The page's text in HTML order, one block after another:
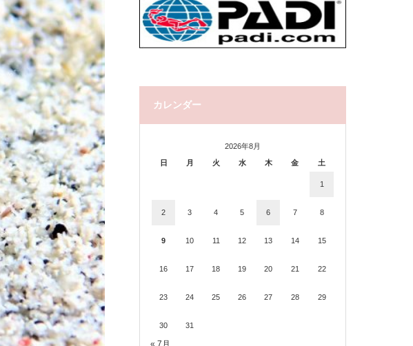
カレンダー
2026年8月
日
月 火 水 木 金 土
1
2 3 4 5 6 7 8
9 10 11 12 13 14 15
16 17 18 19 20 21 22
23 24 25 26 27 28 29
30 31
« 7月